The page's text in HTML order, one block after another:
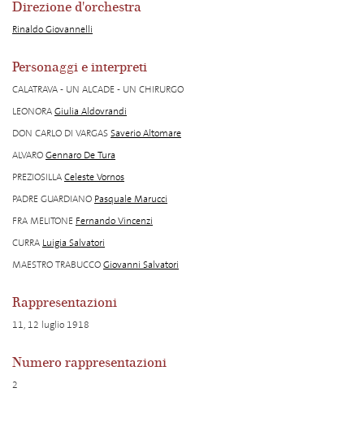
Direzione d'orchestra
Rinaldo Giovannelli
Personaggi e interpreti
CALATRAVA - UN ALCADE - UN CHIRURGO
LEONORAGiulia Aldovrandi
DON CARLO DI VARGASSaverio Altomare
ALVAROGennaro De Tura
PREZIOSILLACeleste Vornos
PADRE GUARDIANO Pasquale Marucci
FRA MELITONE Fernando Vincenzi
CURRA Luigia Salvatori
MAESTRO TRABUCCOGiovanni Salvatori
Rappresentazioni
11, 12 luglio 1918
Numero rappresentazioni
2